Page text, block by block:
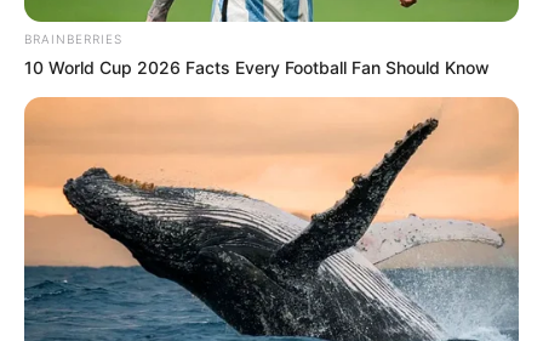
un fuerte Fenómeno de El
Niño que podría afectar la
cosecha cafetera
CAFETEROS
¡De la Sierra Nevada pa'
Europa! Café colombiano
conquista la feria World of
BRAINBERRIES
10 World Cup 2026 Facts Every Football Fan Should Know